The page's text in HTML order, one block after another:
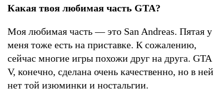
Какая твоя любимая часть GTA?
Моя любимая часть — это San Andreas. Пятая у
меня тоже есть на приставке. К сожалению,
сейчас многие игры похожи друг на друга. GTA
V, конечно, сделана очень качественно, но в ней
нет той изюминки и ностальгии.